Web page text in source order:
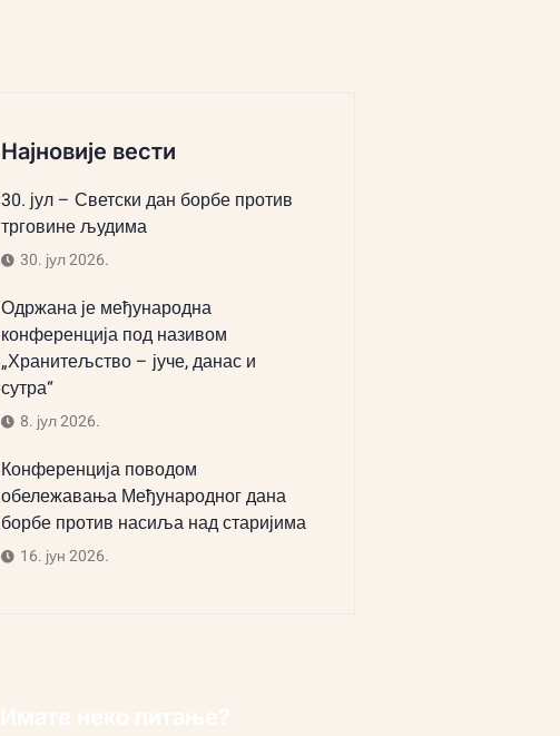
Најновије вести
30. јул – Светски дан борбе против
трговине људима
30. јул 2026.
Одржана је међународна
конференција под називом
„Хранитељство – јуче, данас и
сутра“
8. јул 2026.
Конференција поводом
обележавања Међународног дана
борбе против насиља над старијима
16. јун 2026.